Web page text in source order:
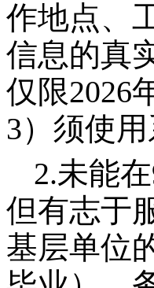
作地点、
信息的真
仅限2026
3）须使
2.未能
但有志于
基层单位